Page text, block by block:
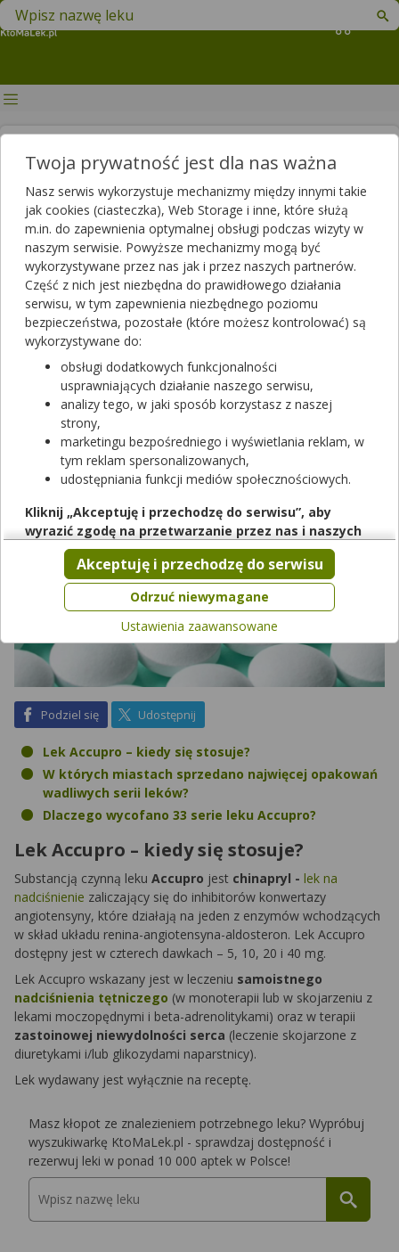
Koszyk
Znajdź lek w swojej okolicy
GIF wycofuje 33 serie leku
Accupro
Publikacja: 2022-04-26 14:08 Aktualizacja: 2023-12-06 11:23
25 kwietnia 2022 r. Główny Inspektorat Farmaceutyczny wydał
decyzje, na mocy której wycofano z obrotu aż 33 serie leku na
nadciśnienie Accupro. Powodem wycofania było wykrycie
zanieczyszczenia w konkretnych partiach preparatu. Sprawdźcie,
czy nie macie w swojej apteczce wadliwej serii leku!
Autor
Podziel sięna FacebookUdostępnij
Artykuł rekomendowany przez:
magister farmacji Bartłomiej Łuczyński
Lek Accupro – kiedy się stosuje?
W których miastach sprzedano najwięcej opakowań
wadliwych serii leków?
Dlaczego wycofano 33 serie leku Accupro?
Lek Accupro – kiedy się stosuje?
Substancją czynną leku Accupro jest chinapryl - lek na
nadciśnienie zaliczający się do inhibitorów konwertazy
angiotensyny, które działają na jeden z enzymów wchodzących
w skład układu renina-angiotensyna-aldosteron. Lek Accupro
dostępny jest w czterech dawkach – 5, 10, 20 i 40 mg.
Lek Accupro wskazany jest w leczeniu samoistnego
nadciśnienia tętniczego (w monoterapii lub w skojarzeniu z
lekami moczopędnymi i beta-adrenolitykami) oraz w terapii
zastoinowej niewydolności serca (leczenie skojarzone z
diuretykami i/lub glikozydami naparstnicy).
Lek wydawany jest wyłącznie na receptę.
Masz kłopot ze znalezieniem potrzebnego leku? Wypróbuj
wyszukiwarkę KtoMaLek.pl - sprawdzaj dostępność i
rezerwuj leki w ponad 10 000 aptek w Polsce!
Twoja prywatność jest dla nas ważna
Nasz serwis wykorzystuje mechanizmy między innymi takie
jak cookies (ciasteczka), Web Storage i inne, które służą
m.in. do zapewnienia optymalnej obsługi podczas wizyty w
naszym serwisie. Powyższe mechanizmy mogą być
wykorzystywane przez nas jak i przez naszych partnerów.
Część z nich jest niezbędna do prawidłowego działania
serwisu, w tym zapewnienia niezbędnego poziomu
bezpieczeństwa, pozostałe (które możesz kontrolować) są
wykorzystywane do:
obsługi dodatkowych funkcjonalności
usprawniających działanie naszego serwisu,
analizy tego, w jaki sposób korzystasz z naszej
strony,
marketingu bezpośredniego i wyświetlania reklam, w
tym reklam spersonalizowanych,
udostępniania funkcji mediów społecznościowych.
Kliknij „Akceptuję i przechodzę do serwisu”, aby
wyrazić zgodę na przetwarzanie przez nas i naszych
partnerów Twoich danych w powyższych celach.
Pamiętaj, że wyrażenie zgody jest dobrowolne, a wyrażoną
zgodę możesz w każdej chwili cofnąć, możesz też wycofać
zgodę na przetwarzanie Twoich danych tylko w niektórych
celach. Jeżeli chcesz dowiedzieć się więcej lub chcesz
przeprowadzić konfigurację szczegółową, to możesz tego
dokonać za pomocą „Ustawień zaawansowanych”.
zewnętrznych w naszym serwisie znajdziesz w
Serwisu.
Odrzuć niewymagane
Akceptuję i przechodzę do serwisu
Ustawienia zaawansowane